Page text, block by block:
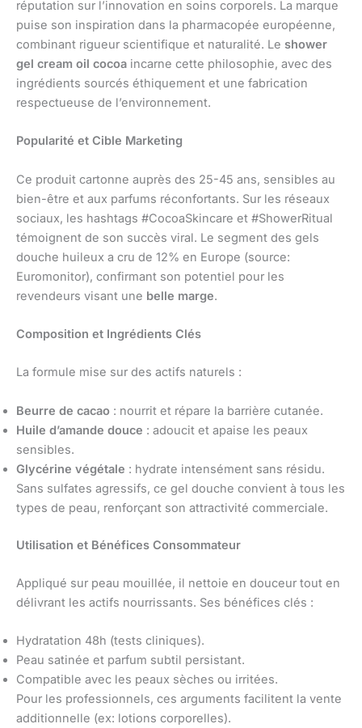
réputation sur l’innovation en soins corporels. La marque
puise son inspiration dans la pharmacopée européenne,
combinant rigueur scientifique et naturalité. Le shower
gel cream oil cocoa incarne cette philosophie, avec des
ingrédients sourcés éthiquement et une fabrication
respectueuse de l’environnement.
Popularité et Cible Marketing
Ce produit cartonne auprès des 25-45 ans, sensibles au
bien-être et aux parfums réconfortants. Sur les réseaux
sociaux, les hashtags #CocoaSkincare et #ShowerRitual
témoignent de son succès viral. Le segment des gels
douche huileux a cru de 12% en Europe (source:
Euromonitor), confirmant son potentiel pour les
revendeurs visant une belle marge.
Composition et Ingrédients Clés
La formule mise sur des actifs naturels :
Beurre de cacao : nourrit et répare la barrière cutanée.
Huile d’amande douce : adoucit et apaise les peaux
sensibles.
Glycérine végétale : hydrate intensément sans résidu.
Sans sulfates agressifs, ce gel douche convient à tous les
types de peau, renforçant son attractivité commerciale.
Utilisation et Bénéfices Consommateur
Appliqué sur peau mouillée, il nettoie en douceur tout en
délivrant les actifs nourrissants. Ses bénéfices clés :
Hydratation 48h (tests cliniques).
Peau satinée et parfum subtil persistant.
Compatible avec les peaux sèches ou irritées.
Pour les professionnels, ces arguments facilitent la vente
additionnelle (ex: lotions corporelles).